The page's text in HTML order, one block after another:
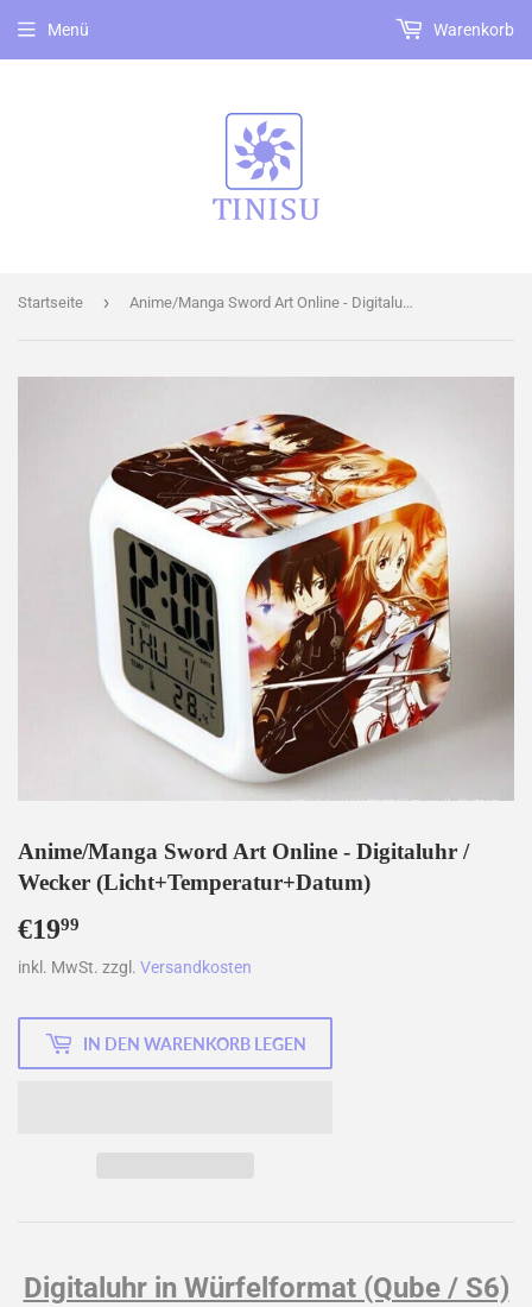
Menü Warenkorb
Startseite › Anime/Manga Sword Art Online - Digitaluhr / Wecker (Licht+Temperatur+Datum)
Anime/Manga Sword Art Online - Digitaluhr /
Wecker (Licht+Temperatur+Datum)
€1999
inkl. MwSt. zzgl. Versandkosten
IN DEN WARENKORB LEGEN
Digitaluhr in Würfelformat (Qube / S6)